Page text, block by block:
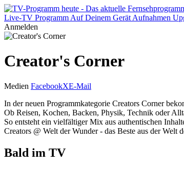
Live-TV Programm Auf Deinem Gerät Aufnahmen
Anmelden
Creator's Corner
Medien FacebookXE-Mail
In der neuen Programmkategorie Creators Corner
Ob Reisen, Kochen, Backen, Physik, Technik oder
So entsteht ein vielfältiger Mix aus authentischen
Creators @ Welt der Wunder - das Beste aus der Welt
Bald im TV